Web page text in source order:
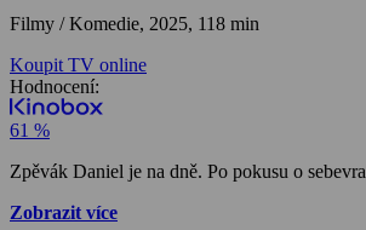
Filmy / Komedie, 2025, 118 min
Koupit TV online
Hodnocení:
61 %
Zpěvák Daniel je na dně. Po pokusu o
Zobrazit více